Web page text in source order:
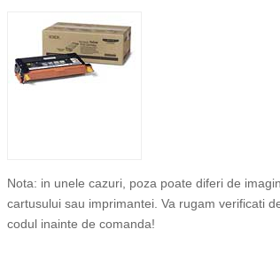
Nota: in unele cazuri, poza poate diferi de
cartusului sau imprimantei. Va rugam verificati
codul inainte de comanda!